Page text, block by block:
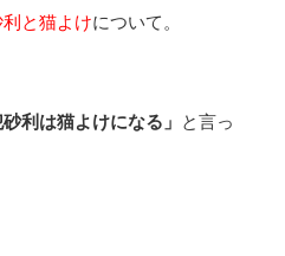
と猫よけについて。
砂利は猫よけになる」 と言っ